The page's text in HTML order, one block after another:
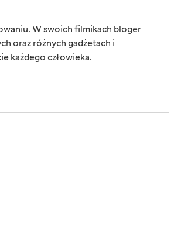
W swoich filmikach bloger
oraz różnych gadżetach i
każdego człowieka.